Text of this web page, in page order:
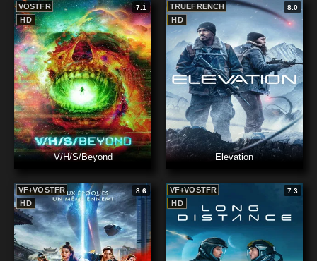
HD
VOSTFR 7.1
V/H/S/Beyond
HD
TRUEFRENCH 8.0
Elevation
HD
VF+VOSTFR 8.6
HD
VF+VOSTFR 7.3